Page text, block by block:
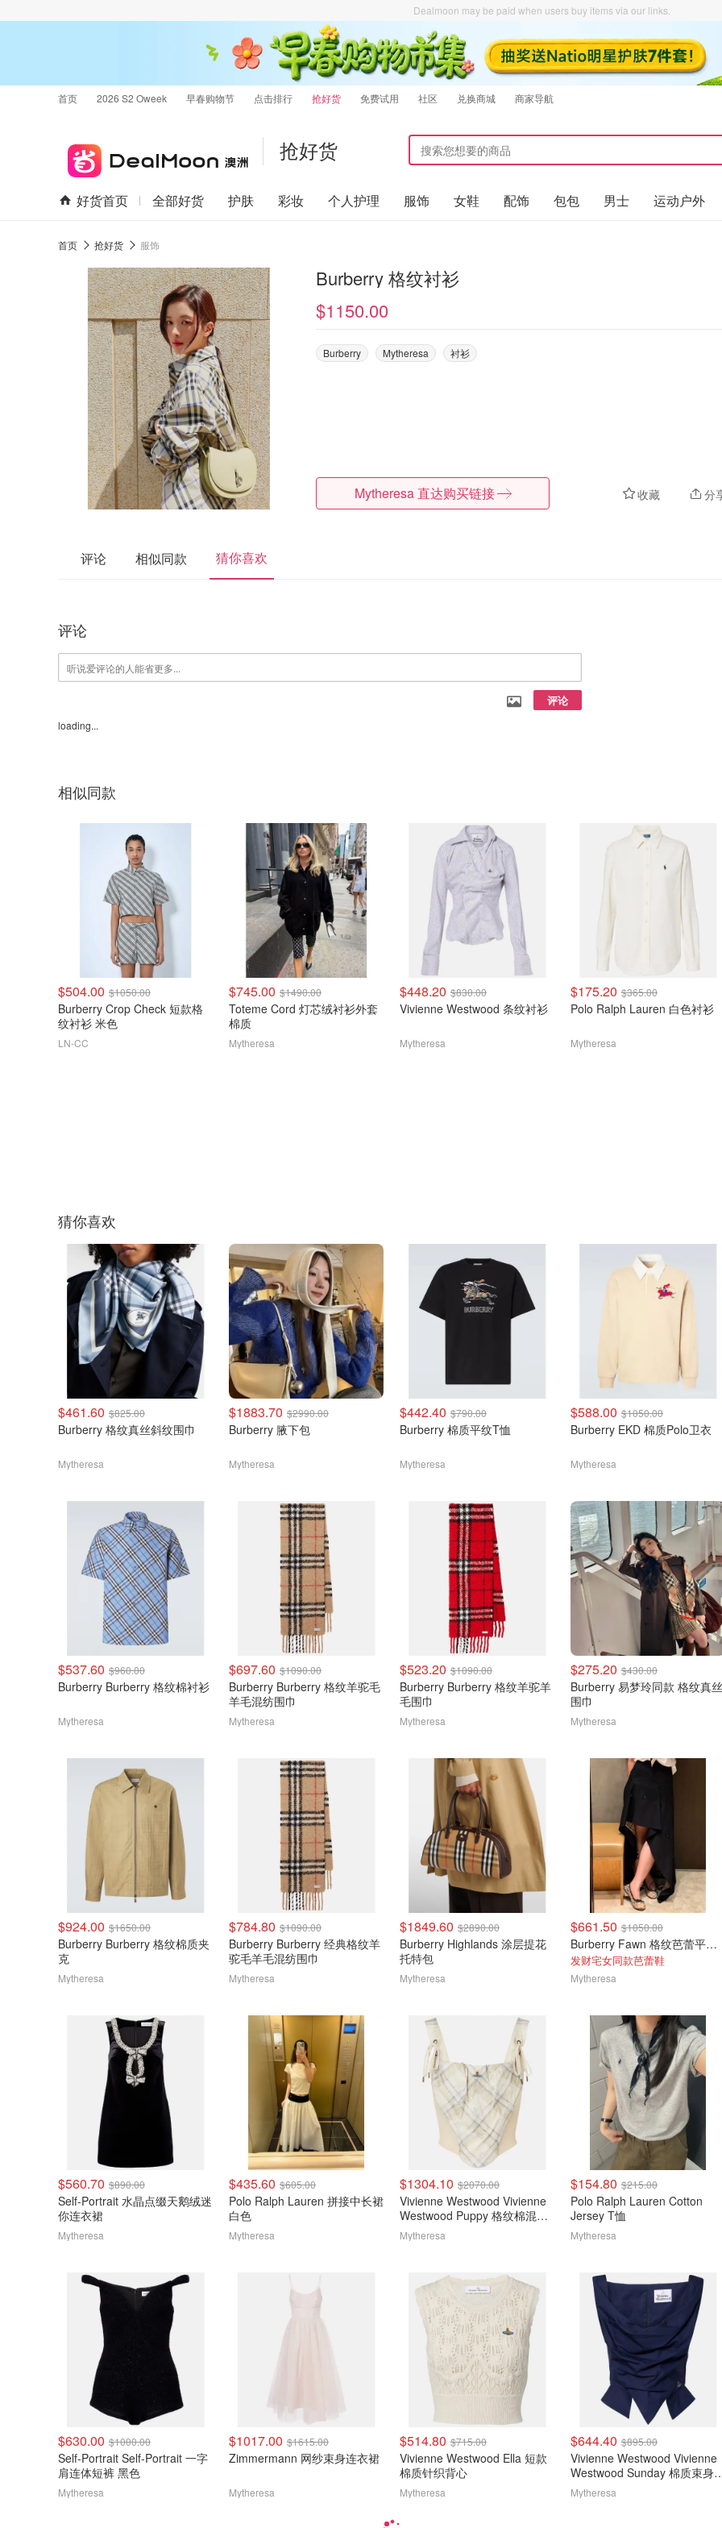
Dealmoon may be paid when users buy items via our links.
首页 2026 S2 Oweek 早春购物节 点击排行 抢好货 免费试用 社区 兑换商城 商家导航
抢好货
好货首页 全部好货 护肤 彩妆 个人护理 服饰 女鞋 配饰 包包 男士 运动户外
首页 抢好货 服饰
Burberry 格纹衬衫
$1150.00
Burberry Mytheresa 衬衫
收藏 分
Mytheresa 直达购买链接
评论 相似同款 猜你喜欢
评论
评论
loading...
相似同款
$504.00 $1050.00
Burberry Crop Check 短款格
纹衬衫 米色
LN-CC
$745.00 $1490.00
Toteme Cord 灯芯绒衬衫外套
棉质
Mytheresa
$448.20 $830.00
Vivienne Westwood 条纹衬衫
Mytheresa
$175.20 $365.00
Polo Ralph Lauren 白色衬衫
Mytheresa
猜你喜欢
$461.60 $825.00
Burberry 格纹真丝斜纹围巾
Mytheresa
$1883.70 $2990.00
Burberry 腋下包
Mytheresa
$442.40 $790.00
Burberry 棉质平纹T恤
Mytheresa
$588.00 $1050.00
Burberry EKD 棉质Polo卫衣
Mytheresa
$537.60 $960.00
Burberry Burberry 格纹棉衬衫
Mytheresa
$697.60 $1090.00
Burberry Burberry 格纹羊驼毛
羊毛混纺围巾
Mytheresa
$523.20 $1090.00
Burberry Burberry 格纹羊驼羊
毛围巾
Mytheresa
$275.20 $430.00
Burberry 易梦玲同款 格纹真丝
围巾
Mytheresa
$924.00 $1650.00
Burberry Burberry 格纹棉质夹
克
Mytheresa
$784.80 $1090.00
Burberry Burberry 经典格纹羊
驼毛羊毛混纺围巾
Mytheresa
$1849.60 $2890.00
Burberry Highlands 涂层提花
托特包
Mytheresa
$661.50 $1050.00
Burberry Fawn 格纹芭蕾平底鞋
发财宅女同款芭蕾鞋
Mytheresa
$560.70 $890.00
Self-Portrait 水晶点缀天鹅绒迷
你连衣裙
Mytheresa
$435.60 $605.00
Polo Ralph Lauren 拼接中长裙
白色
Mytheresa
$1304.10 $2070.00
Vivienne Westwood Vivienne
Westwood Puppy 格纹棉混纺
上衣
Mytheresa
$154.80 $215.00
Polo Ralph Lauren Cotton
Jersey T恤
Mytheresa
$630.00 $1000.00
Self-Portrait Self-Portrait 一字
肩连体短裤 黑色
Mytheresa
$1017.00 $1615.00
Zimmermann 网纱束身连衣裙
Mytheresa
$514.80 $715.00
Vivienne Westwood Ella 短款
棉质针织背心
Mytheresa
$644.40 $895.00
Vivienne Westwood Vivienne
Westwood Sunday 棉质束身
衣
Mytheresa